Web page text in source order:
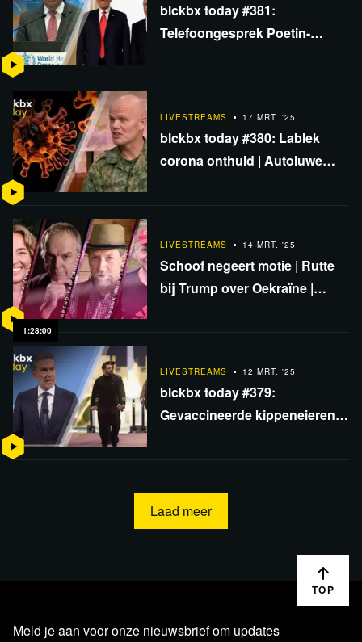
blckbx today #381:
Telefoongesprek Poetin-
LIVESTREAMS 17 MRT. '25
blckbx today #380: Lablek
corona onthuld | Autoluwe
1:28:00
LIVESTREAMS 14 MRT. '25
Schoof negeert motie | Rutte
bij Trump over Oekraïne |
LIVESTREAMS 12 MRT. '25
blckbx today #379:
Gevaccineerde kippeneieren |
Laad meer
TOP
Meld je aan voor onze nieuwsbrief om updates